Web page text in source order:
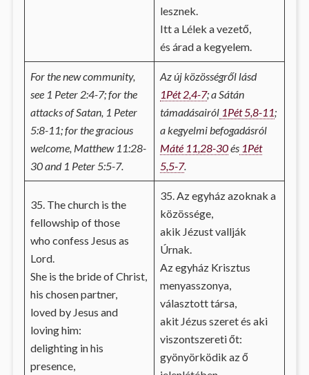
lesznek.
Itt a Lélek a vezető,
és árad a kegyelem.
For the new community,
see 1 Peter 2:4-7; for the
attacks of Satan, 1 Peter
5:8-11; for the gracious
welcome, Matthew 11:28-
30 and 1 Peter 5:5-7.
Az új közösségről lásd
1Pét 2,4-7; a Sátán
támadásairól1Pét 5,8-11;
a kegyelmi befogadásról
Máté 11,28-30és1Pét
5,5-7.
35. The church is the
fellowship of those
who confess Jesus as
Lord.
She is the bride of Christ,
his chosen partner,
loved by Jesus and
loving him:
delighting in his
presence,
35. Az egyház azoknak a
közössége,
akik Jézust vallják
Úrnak.
Az egyház Krisztus
menyasszonya,
választott társa,
akit Jézus szeret és aki
viszontszereti őt:
gyönyörködik az ő